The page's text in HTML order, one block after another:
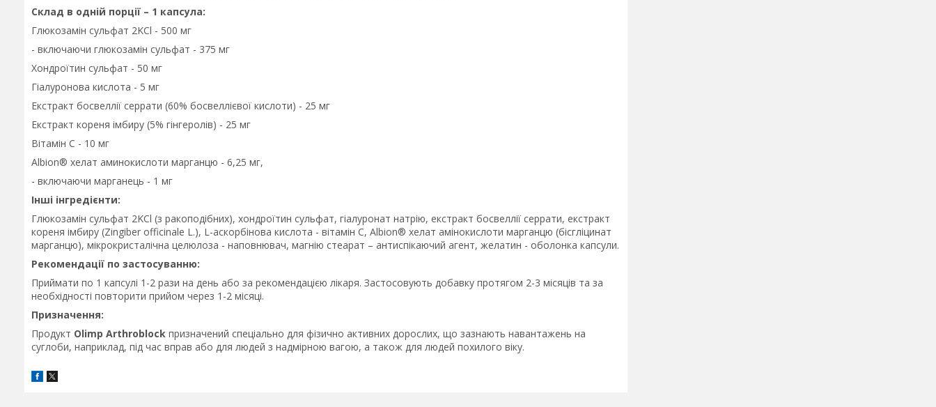
Склад в одній порції – 1 капсула:
Глюкозамін сульфат 2KCl - 500 мг
- включаючи глюкозамін сульфат - 375 мг
Хондроїтин сульфат - 50 мг
Гіалуронова кислота - 5 мг
Екстракт босвеллії серрати (60% босвеллієвої кислоти) - 25 мг
Екстракт кореня імбиру (5% гінгеролів) - 25 мг
Вітамін С - 10 мг
Albion® хелат аминокислоти марганцю - 6,25 мг,
- включаючи марганець - 1 мг
Інші інгредієнти:
Глюкозамін сульфат 2KCl (з ракоподібних), хондроїтин сульфат, гіалуронат натрію, екстракт босвеллії серрати, екстракт
кореня імбиру (Zingiber officinale L.), L-аскорбінова кислота - вітамін С, Albion® хелат амінокислоти марганцю (бісгліцинат
марганцю), мікрокристалічна целюлоза - наповнювач, магнію стеарат – антиспікаючий агент, желатин - оболонка капсули.
Рекомендації по застосуванню:
Приймати по 1 капсулі 1-2 рази на день або за рекомендацією лікаря. Застосовують добавку протягом 2-3 місяців та за
необхідності повторити прийом через 1-2 місяці.
Призначення:
Продукт Olimp Arthroblock призначений спеціально для фізично активних дорослих, що зазнають навантажень на
суглоби, наприклад, під час вправ або для людей з надмірною вагою, а також для людей похилого віку.